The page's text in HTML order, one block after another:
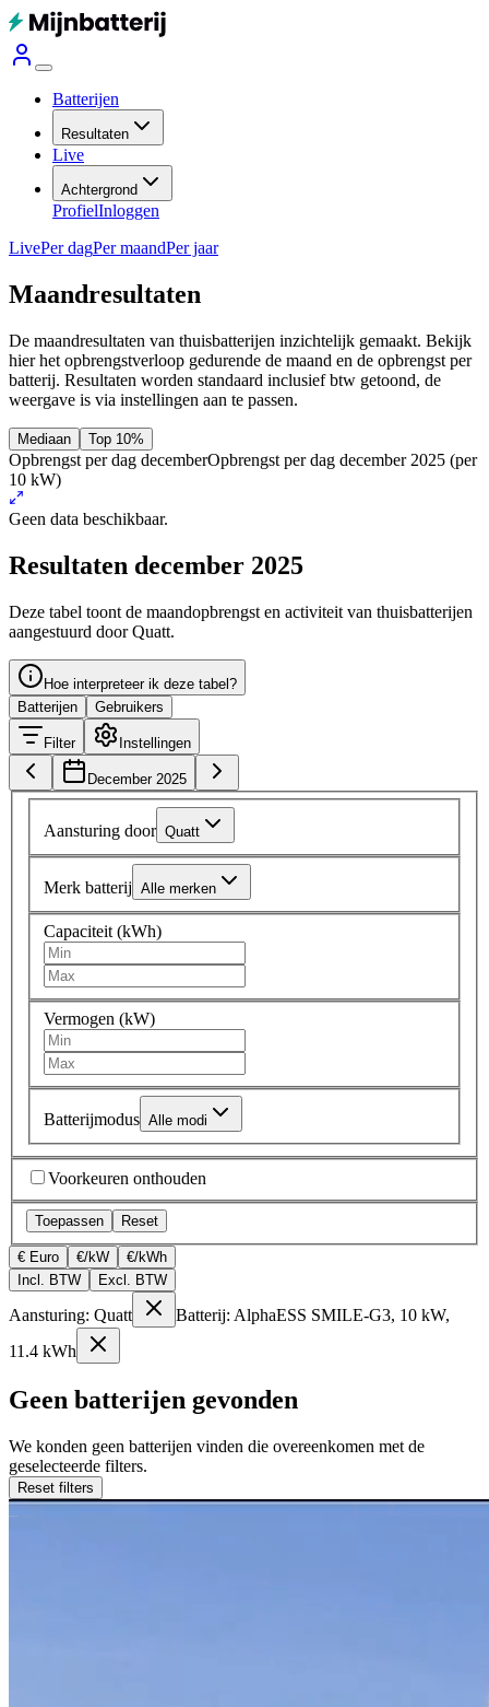
Batterijen
Resultaten
Live
Achtergrond
ProfielInloggen
LivePer dagPer maandPer jaar
Maandresultaten
De maandresultaten van thuisbatterijen inzichtelijk gemaakt. Bekijk
hier het opbrengstverloop gedurende de maand en de opbrengst per
batterij. Resultaten worden standaard inclusief btw getoond, de
weergave is via instellingen aan te passen.
Mediaan Top 10%
Opbrengst per dag decemberOpbrengst per dag december 2025 (per
10 kW)
Geen data beschikbaar.
Resultaten december 2025
Deze tabel toont de maandopbrengst en activiteit van thuisbatterijen
aangestuurd door Quatt.
Hoe interpreteer ik deze tabel?
Batterijen
Gebruikers
Filter Instellingen
December 2025
Aansturing door Quatt
Merk batterij Alle merken
Capaciteit (kWh)
Vermogen (kW)
Batterijmodus Alle modi
Voorkeuren onthouden
Toepassen Reset
€ Euro €/kW
€/kWh
Incl. BTW
Excl. BTW
Aansturing: Quatt
Batterij: AlphaESS SMILE-G3, 10 kW,
11.4 kWh
Geen batterijen gevonden
We konden geen batterijen vinden die overeenkomen met de
geselecteerde filters.
Reset filters